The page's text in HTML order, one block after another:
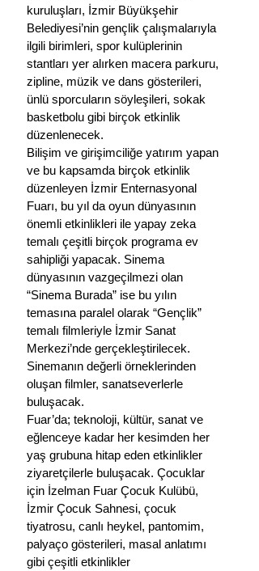
kuruluşları, İzmir Büyükşehir
Belediyesi’nin gençlik çalışmalarıyla
ilgili birimleri, spor kulüplerinin
stantları yer alırken macera parkuru,
zipline, müzik ve dans gösterileri,
ünlü sporcuların söyleşileri, sokak
basketbolu gibi birçok etkinlik
düzenlenecek.
Bilişim ve girişimciliğe yatırım yapan
ve bu kapsamda birçok etkinlik
düzenleyen İzmir Enternasyonal
Fuarı, bu yıl da oyun dünyasının
önemli etkinlikleri ile yapay zeka
temalı çeşitli birçok programa ev
sahipliği yapacak. Sinema
dünyasının vazgeçilmezi olan
“Sinema Burada” ise bu yılın
temasına paralel olarak “Gençlik”
temalı filmleriyle İzmir Sanat
Merkezi’nde gerçekleştirilecek.
Sinemanın değerli örneklerinden
oluşan filmler, sanatseverlerle
buluşacak.
Fuar’da; teknoloji, kültür, sanat ve
eğlenceye kadar her kesimden her
yaş grubuna hitap eden etkinlikler
ziyaretçilerle buluşacak. Çocuklar
için İzelman Fuar Çocuk Kulübü,
İzmir Çocuk Sahnesi, çocuk
tiyatrosu, canlı heykel, pantomim,
palyaço gösterileri, masal anlatımı
gibi çeşitli etkinlikler